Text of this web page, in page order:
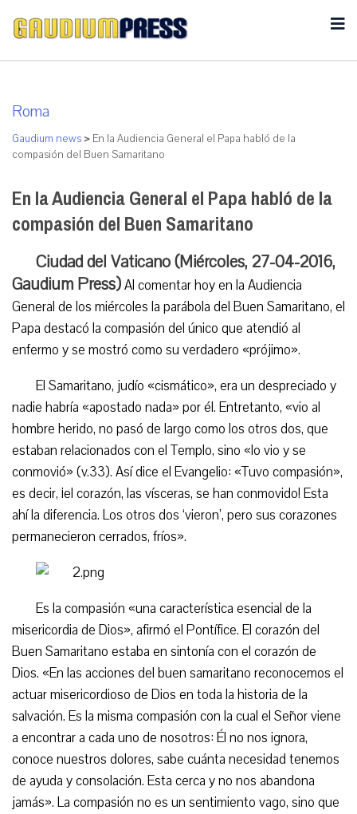
Roma
Gaudium news > En la Audiencia General el Papa habló de la
compasión del Buen Samaritano
En la Audiencia General el Papa habló de la
compasión del Buen Samaritano
Ciudad del Vaticano (Miércoles, 27-04-2016,
Gaudium Press)Al comentar hoy en la Audiencia
General de los miércoles la parábola del Buen Samaritano, el
Papa destacó la compasión del único que atendió al
enfermo y se mostró como su verdadero «prójimo».
El Samaritano, judío «cismático», era un despreciado y
nadie habría «apostado nada» por él. Entretanto, «vio al
hombre herido, no pasó de largo como los otros dos, que
estaban relacionados con el Templo, sino «lo vio y se
conmovió» (v.33). Así dice el Evangelio: «Tuvo compasión»,
es decir, ¡el corazón, las vísceras, se han conmovido! Esta
ahí la diferencia. Los otros dos ‘vieron’, pero sus corazones
permanecieron cerrados, fríos».
Es la compasión «una característica esencial de la
misericordia de Dios», afirmó el Pontífice. El corazón del
Buen Samaritano estaba en sintonía con el corazón de
Dios. «En las acciones del buen samaritano reconocemos el
actuar misericordioso de Dios en toda la historia de la
salvación. Es la misma compasión con la cual el Señor viene
a encontrar a cada uno de nosotros: Él no nos ignora,
conoce nuestros dolores, sabe cuánta necesidad tenemos
de ayuda y consolación. Esta cerca y no nos abandona
jamás». La compasión no es un sentimiento vago, sino que